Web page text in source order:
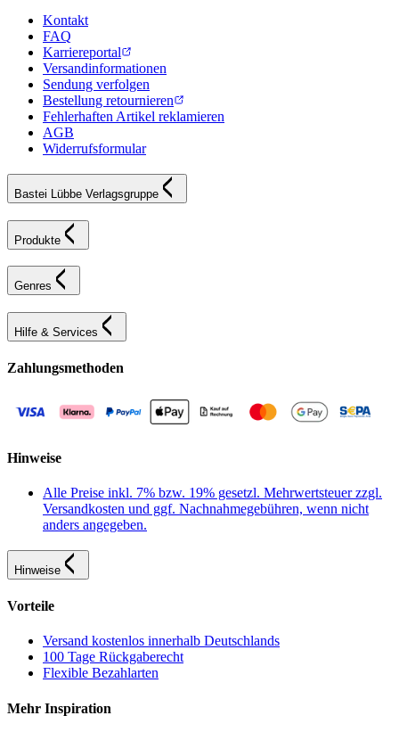
Kontakt
FAQ
Karriereportal
Versandinformationen
Sendung verfolgen
Bestellung retournieren
Fehlerhaften Artikel reklamieren
AGB
Widerrufsformular
Bastei Lübbe Verlagsgruppe
Produkte
Genres
Hilfe & Services
Zahlungsmethoden
Hinweise
Alle Preise inkl. 7% bzw. 19% gesetzl. Mehrwertsteuer zzgl.
Versandkosten und ggf. Nachnahmegebühren, wenn nicht
anders angegeben.
Hinweise
Vorteile
Versand kostenlos innerhalb Deutschlands
100 Tage Rückgaberecht
Flexible Bezahlarten
Mehr Inspiration